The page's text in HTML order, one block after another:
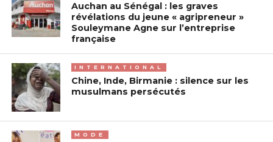
Auchan au Sénégal : les graves
révélations du jeune « agripreneur »
Souleymane Agne sur l’entreprise
française
INTERNATIONAL
Chine, Inde, Birmanie : silence sur les
musulmans persécutés
MODE